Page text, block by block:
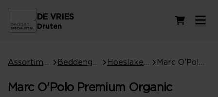
DE VRIES
Druten
Marc O'Polo Premium Organic